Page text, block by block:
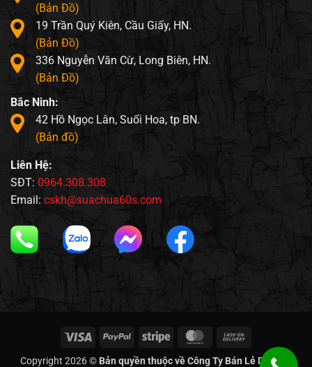
(Bản Đồ)
19 Trần Quý Kiên, Cầu Giấy, HN.
(Bản Đồ)
336 Nguyễn Văn Cừ, Long Biên, HN.
(Bản Đồ)
Bắc Ninh:
42 Hồ Ngọc Lân, Suối Hoa, tp BN.
(Bản đồ)
Liên Hệ:
SĐT: 0964.308.308
Email: cskh@suachua60s.com
Visa PayPal Stripe MasterCard
Copyright 2026 © Bản quyền thuộc về Công Ty Bán Lẻ Di Động